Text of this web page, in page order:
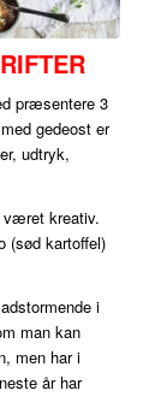
præsentere 3
gedeost er
udtryk,
været kreativ.
(sød kartoffel)
i
man kan
men har i
år har